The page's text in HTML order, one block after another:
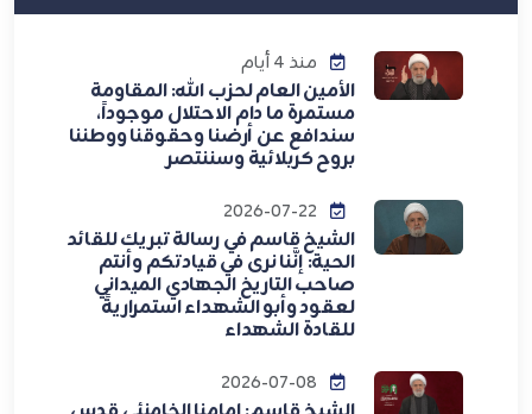
منذ 4 أيام
الأمين العام لحزب الله: المقاومة
مستمرة ما دام الاحتلال موجوداً،
سندافع عن أرضنا وحقوقنا ووطننا
بروح كربلائية وسننتصر
الشيخ قاسم في رسالة تبريك للقائد
الحية: إنَّنا نرى في قيادتكم وأنتم
صاحب التاريخ الجهادي الميداني
لعقود وأبو الشهداء استمراريةً
للقادة الشهداء